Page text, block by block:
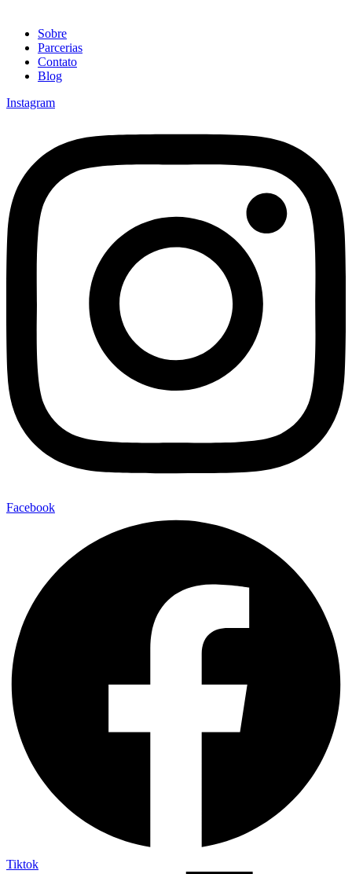
Sobre
Parcerias
Contato
Blog
Instagram
Facebook
Tiktok